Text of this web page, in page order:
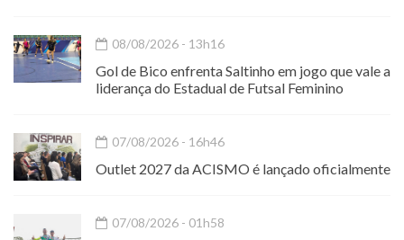
08/08/2026 - 13h16
Gol de Bico enfrenta Saltinho em jogo que vale a
liderança do Estadual de Futsal Feminino
07/08/2026 - 16h46
Outlet 2027 da ACISMO é lançado oficialmente
07/08/2026 - 01h58